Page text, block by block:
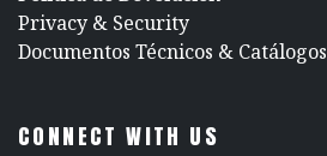
​Privacy & Security
​Documentos Técnicos & Catálogos
CONNECT WITH US